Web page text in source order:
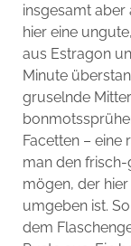
insgesamt
hier eine
aus Estragon
Minute
gruselnde
Facetten – eine
man den
mögen, der
umgeben ist.
dem